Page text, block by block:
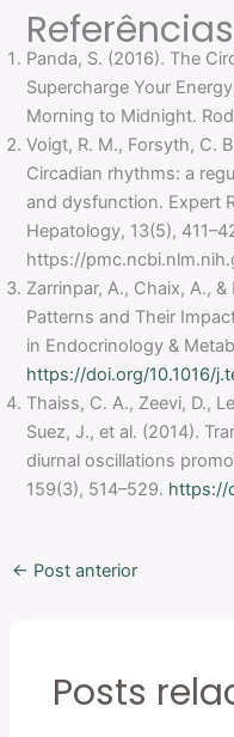
Panda, S. (2016). The
Supercharge Your
Morning to Midnight.
Voigt, R. M., Forsyth, C.
Circadian rhythms: a
and dysfunction. Expert
Hepatology, 13(5),
https://
Zarrinpar, A., Chaix, A.,
Patterns and Their
in Endocrinology &
https://doi.org/10.1016/
Thaiss, C. A., Zeevi, D.,
Suez, J., et al. (2014).
diurnal oscillations
159(3), 514–529. https://
← Post anterior
Posts